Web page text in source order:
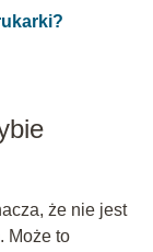
że nie jest
Może to